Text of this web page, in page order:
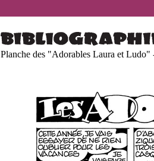
Planche des "Adorables Laura et Ludo"